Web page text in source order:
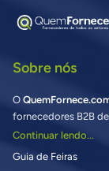
Sobre nós
O
fornecedores B2B
Continuar lendo...
Guia de Feiras